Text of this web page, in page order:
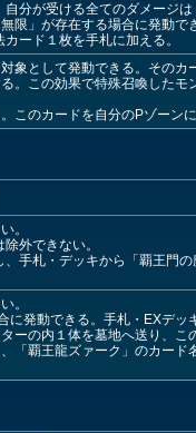
分が受ける全てのダメージは
限」が存在する場合に発動で
ード１枚を手札に加える。
として発動できる。そのカ
。この効果で特殊召喚したモ
のカードを自分のPゾーンに
。
外できない。
手札・デッキから「覇王門
。
発動できる。手札・EXデッ
の内１体を墓地へ送り、こ
覇王龍ズァーク」のカード